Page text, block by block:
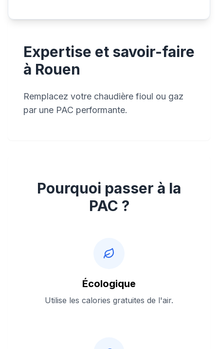
Expertise et savoir-faire
à Rouen
Remplacez votre chaudière fioul ou gaz
par une PAC performante.
Pourquoi passer à la
PAC ?
Écologique
Utilise les calories gratuites de l'air.